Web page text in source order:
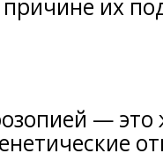
их
— это